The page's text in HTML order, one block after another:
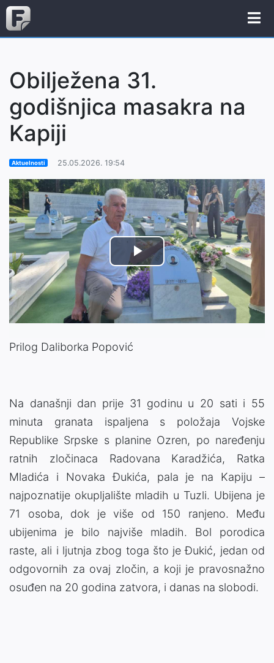
Obilježena 31.
godišnjica masakra na
Kapiji
Aktuelnosti 25.05.2026. 19:54
Play
Video
Prilog Daliborka Popović
Na današnji dan prije 31 godinu u 20 sati i 55
minuta granata ispaljena s položaja Vojske
Republike Srpske s planine Ozren, po naređenju
ratnih zločinaca Radovana Karadžića, Ratka
Mladića i Novaka Đukića, pala je na Kapiju –
najpoznatije okupljalište mladih u Tuzli. Ubijena je
71 osoba, dok je više od 150 ranjeno. Među
ubijenima je bilo najviše mladih. Bol porodica
raste, ali i ljutnja zbog toga što je Đukić, jedan od
odgovornih za ovaj zločin, a koji je pravosnažno
osuđen na 20 godina zatvora, i danas na slobodi.